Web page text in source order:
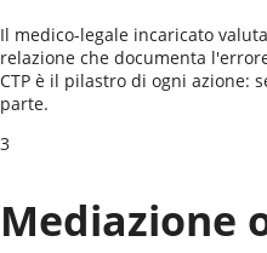
Il medico-legale incaricato
relazione che documenta
CTP è il pilastro di ogni azione:
parte.
3
Mediazione